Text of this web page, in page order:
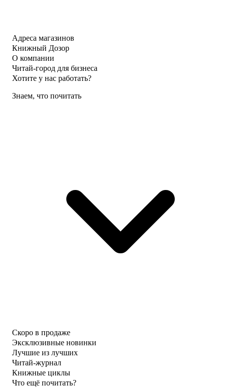
Адреса магазинов
Книжный Дозор
О компании
Читай-город для бизнеса
Хотите у нас работать?
Знаем, что почитать
Скоро в продаже
Эксклюзивные новинки
Лучшие из лучших
Читай-журнал
Книжные циклы
Что ещё почитать?